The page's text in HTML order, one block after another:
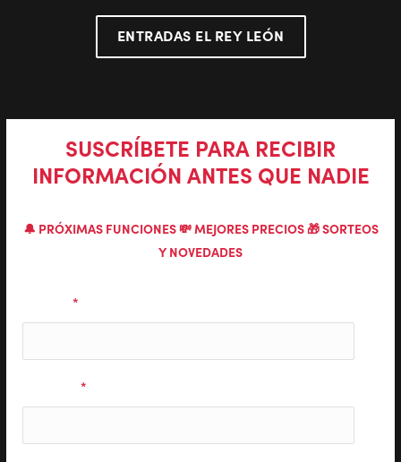
ENTRADAS EL REY LEÓN
SUSCRÍBETE PARA RECIBIR
INFORMACIÓN ANTES QUE NADIE
🔔 PRÓXIMAS FUNCIONES 💸 MEJORES PRECIOS 🎁 SORTEOS
Y NOVEDADES
*
*